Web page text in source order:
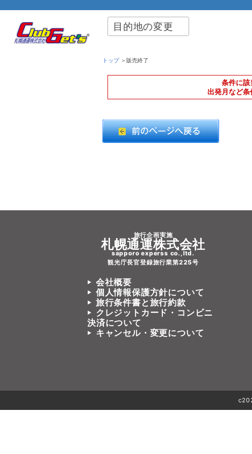
目的地の変更
トップ＞販売終了
条件に該
出発月など条
旅行企画実施
札幌通運株式会社
sapporo experss co.,ltd.
観光庁長官登録旅行業第225号
会社概要
個人情報保護方針について
旅行条件書と旅行約款
クレジットカード・コンビニ
決済について
キャンセル・変更について